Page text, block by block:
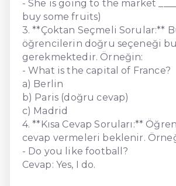
- She is going to the market
buy some fruits)
3. **Çoktan Seçmeli Sorular:**
öğrencilerin doğru seçeneği
gerekmektedir. Örneğin:
- What is the capital of France?
a) Berlin
b) Paris (doğru cevap)
c) Madrid
4. **Kısa Cevap Soruları:**
cevap vermeleri beklenir.
- Do you like football?
Cevap: Yes, I do.